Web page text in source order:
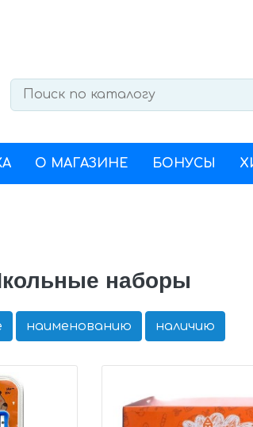
О МАГАЗИНЕ БОНУСЫ
наборы
наименованию наличию